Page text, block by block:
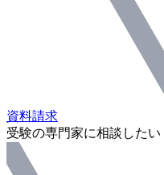
資料請求
受験の専門家に相談したい